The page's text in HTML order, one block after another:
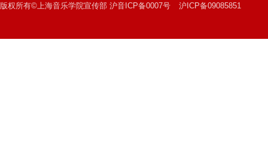
版权所有©上海音乐学院宣传部 沪音ICP备0007号 沪ICP备09085851